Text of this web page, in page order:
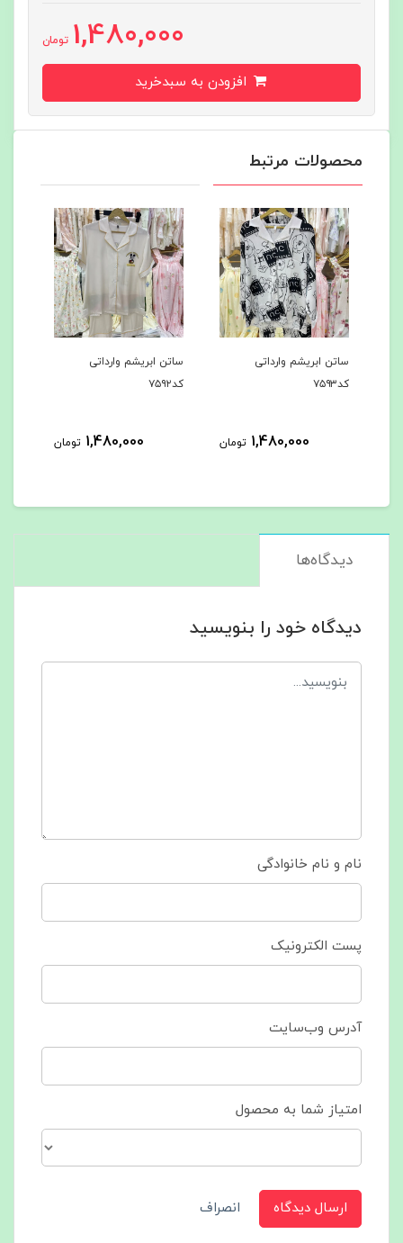
1,480,000 تومان
محصولات مرتبط
ساتن ابریشم وارداتی
کد۷۵۹۳
1,480,000 تومان
ساتن ابریشم وارداتی
کد۷۵۹۲
1,480,000 تومان
دیدگاه‌ها
دیدگاه خود را بنویسید
نام و نام خانوادگی
پست الکترونیک
آدرس وب‌سایت
امتیاز شما به محصول
ارسال دیدگاه انصراف